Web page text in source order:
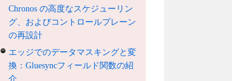
Chronos の高度なスケジューリン
グ、およびコントロールプレーン
の再設計
エッジでのデータマスキングと変
換：Gluesyncフィールド関数の紹
介